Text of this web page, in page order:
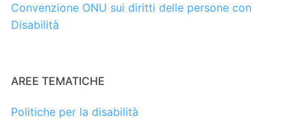
Convenzione ONU sui diritti delle persone con
Disabilità
AREE TEMATICHE
Politiche per la disabilità